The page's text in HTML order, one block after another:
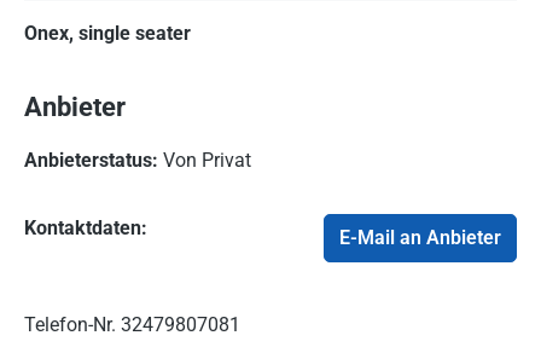
Onex, single seater
Anbieter
Anbieterstatus: Von Privat
Kontaktdaten:
Telefon-Nr. 32479807081
E-Mail an Anbieter